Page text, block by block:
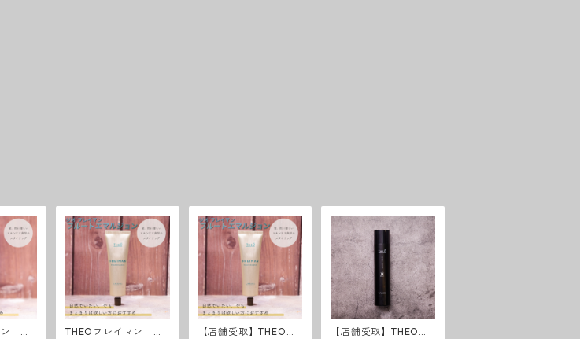
ン ム
THEOフレイマン フ
【店舗受取】THEOフ
【店舗受取】THEO